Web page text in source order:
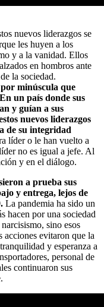
nuevos liderazgos se
les huyen a los
y a la vanidad. Ellos
en hombros ante
la sociedad.
minúscula que
un país donde sus
y guían a sus
nuevos liderazgos
de su integridad
líder o le han vuelto a
no es igual a jefe. Al
y en el diálogo.
a prueba sus
y entrega, lejos de
La pandemia ha sido un
hacen por una sociedad
sino esos
acciones evitaron que la
y esperanza a
personal de
continuaron sus